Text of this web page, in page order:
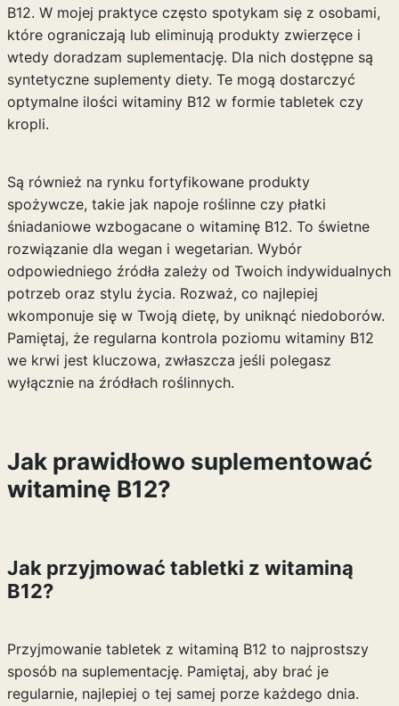
B12. W mojej praktyce często spotykam się z osobami,
które ograniczają lub eliminują produkty zwierzęce i
wtedy doradzam suplementację. Dla nich dostępne są
syntetyczne suplementy diety. Te mogą dostarczyć
optymalne ilości witaminy B12 w formie tabletek czy
kropli.
Są również na rynku fortyfikowane produkty
spożywcze, takie jak napoje roślinne czy płatki
śniadaniowe wzbogacane o witaminę B12. To świetne
rozwiązanie dla wegan i wegetarian. Wybór
odpowiedniego źródła zależy od Twoich indywidualnych
potrzeb oraz stylu życia. Rozważ, co najlepiej
wkomponuje się w Twoją dietę, by uniknąć niedoborów.
Pamiętaj, że regularna kontrola poziomu witaminy B12
we krwi jest kluczowa, zwłaszcza jeśli polegasz
wyłącznie na źródłach roślinnych.
Jak prawidłowo suplementować
witaminę B12?
Jak przyjmować tabletki z witaminą
B12?
Przyjmowanie tabletek z witaminą B12 to najprostszy
sposób na suplementację. Pamiętaj, aby brać je
regularnie, najlepiej o tej samej porze każdego dnia.